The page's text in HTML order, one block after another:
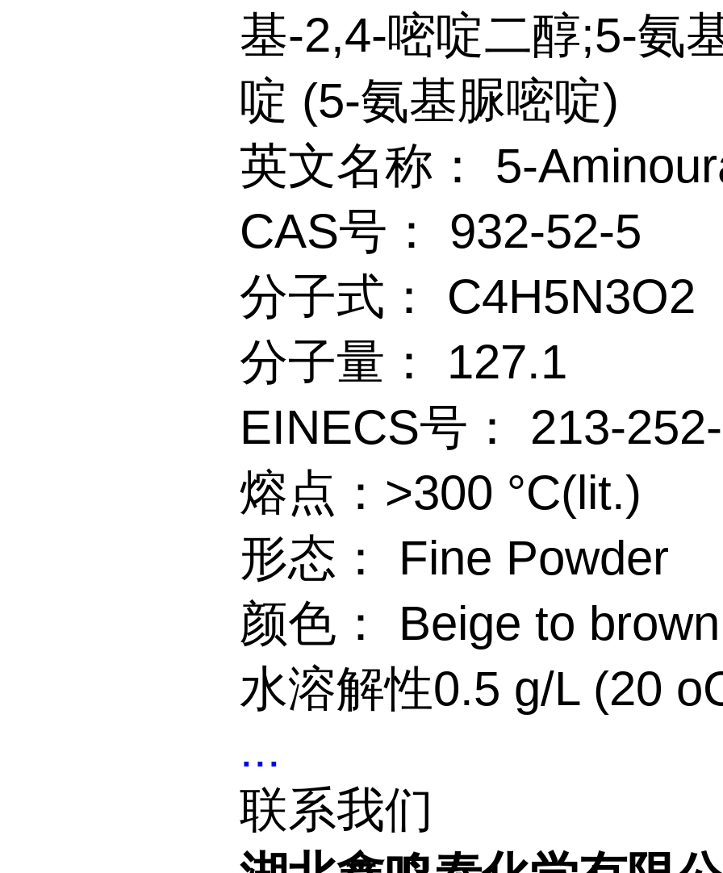
基-2,4-嘧啶二醇;5-氨
啶 (5-氨基脲嘧啶)
英文名称： 5-
CAS号： 932-52-5
分子式： C4H5N3O2
分子量： 127.1
EINECS号： 213-
熔点：>300 °C(lit.)
形态： Fine Powder
颜色： Beige to brown
水溶解性0.5 g/L (20
...
联系我们